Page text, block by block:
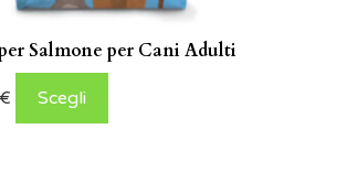
Salmone per Cani Adulti
€ Scegli